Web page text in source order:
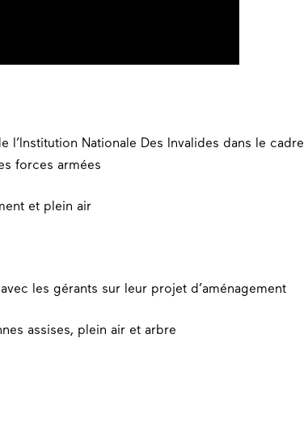
l’Institution Nationale Des Invalides dans le cadre
forces armées
les gérants sur leur projet d’aménagement